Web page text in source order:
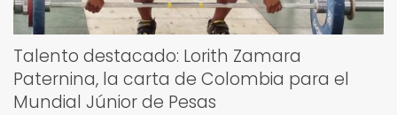
Talento destacado: Lorith Zamara
Paternina, la carta de Colombia para el
Mundial Júnior de Pesas